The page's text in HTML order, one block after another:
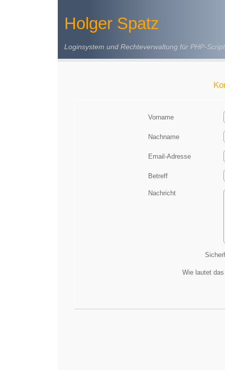
Holger Spatz
Loginsystem und Rechteverwaltung für PHP-
Vorname
Nachname
Email-Adresse
Betreff
Nachricht
Wie lautet